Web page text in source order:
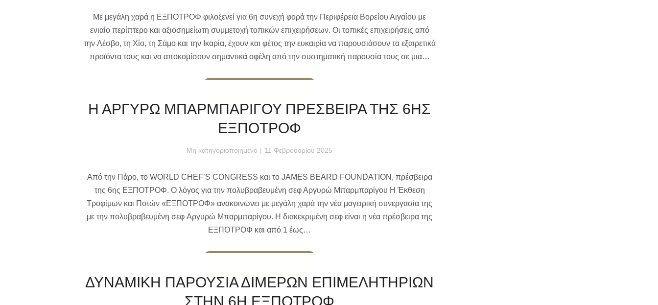
Με μεγάλη χαρά η ΕΞΠΟΤΡΟΦ φιλοξενεί για 6η συνεχή φορά την Περιφέρεια Βορείου Αιγαίου με
ενιαίο περίπτερο και αξιοσημείωτη συμμετοχή τοπικών επιχειρήσεων. Οι τοπικές επιχειρήσεις από
την Λέσβο, τη Χίο, τη Σάμο και την Ικαρία, έχουν και φέτος την ευκαιρία να παρουσιάσουν τα εξαιρετικά
προϊόντα τους και να αποκομίσουν σημαντικά οφέλη από την συστηματική παρουσία τους σε μια…
Η ΑΡΓΥΡΩ ΜΠΑΡΜΠΑΡΙΓΟΥ ΠΡΕΣΒΕΙΡΑ ΤΗΣ 6ΗΣ
ΕΞΠΟΤΡΟΦ
Μη κατηγοριοποιημένο 11 Φεβρουαρίου 2025
Από την Πάρο, το WORLD CHEF’S CONGRESS και το JAMES BEARD FOUNDATION, πρέσβειρα
της 6ης ΕΞΠΟΤΡΟΦ. Ο λόγος για την πολυβραβευμένη σεφ Αργυρώ Μπαρμπαρίγου Η Έκθεση
Τροφίμων και Ποτών «ΕΞΠΟΤΡΟΦ» ανακοινώνει με μεγάλη χαρά την νέα μαγειρική συνεργασία της
με την πολυβραβευμένη σεφ Αργυρώ Μπαρμπαρίγου. Η διακεκριμένη σεφ είναι η νέα πρέσβειρα της
ΕΞΠΟΤΡΟΦ και από 1 έως…
ΔΥΝΑΜΙΚΗ ΠΑΡΟΥΣΙΑ ΔΙΜΕΡΩΝ ΕΠΙΜΕΛΗΤΗΡΙΩΝ
ΣΤΗΝ 6Η ΕΞΠΟΤΡΟΦ